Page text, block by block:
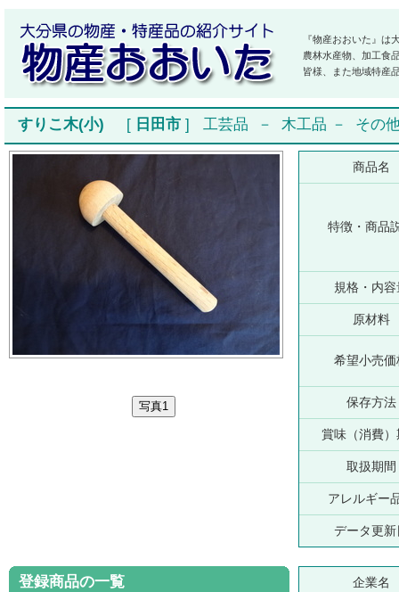
『物産おおいた』は
農林水産物、加工食
皆様、また地域特産
すりこ木(小) [ 日田市 ] 工芸品 － 木工品 － その
商品名
特徴・商品
規格・内容
原材料
希望小売価
保存方法
賞味（消費）
取扱期間
アレルギー
データ更新
登録商品の一覧 企業名